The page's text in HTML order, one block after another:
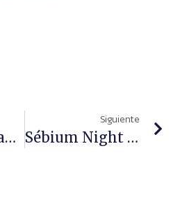
Aceite Reparador De Noche De La Chinata
Siguiente
Sébium Night Peel, De Bioderma, Sérum Para Piel Mixta Y Grasa